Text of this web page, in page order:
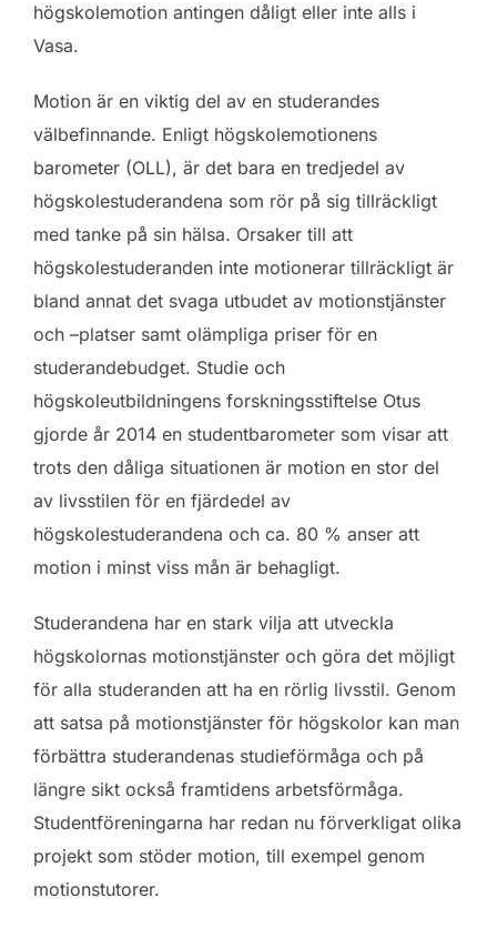
högskolemotion antingen dåligt eller inte alls i
Vasa.
Motion är en viktig del av en studerandes
välbefinnande. Enligt högskolemotionens
barometer (OLL), är det bara en tredjedel av
högskolestuderandena som rör på sig tillräckligt
med tanke på sin hälsa. Orsaker till att
högskolestuderanden inte motionerar tillräckligt är
bland annat det svaga utbudet av motionstjänster
och –platser samt olämpliga priser för en
studerandebudget. Studie och
högskoleutbildningens forskningsstiftelse Otus
gjorde år 2014 en studentbarometer som visar att
trots den dåliga situationen är motion en stor del
av livsstilen för en fjärdedel av
högskolestuderandena och ca. 80 % anser att
motion i minst viss mån är behagligt.
Studerandena har en stark vilja att utveckla
högskolornas motionstjänster och göra det möjligt
för alla studeranden att ha en rörlig livsstil. Genom
att satsa på motionstjänster för högskolor kan man
förbättra studerandenas studieförmåga och på
längre sikt också framtidens arbetsförmåga.
Studentföreningarna har redan nu förverkligat olika
projekt som stöder motion, till exempel genom
motionstutorer.